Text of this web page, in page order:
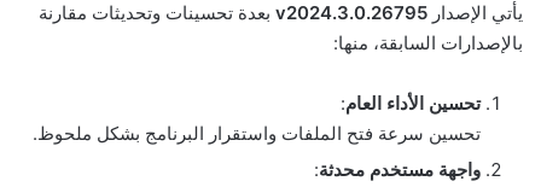
يأتي الإصدار v2024.3.0.26795 بعدة تحسينات وتحديثات مقارنة
بالإصدارات السابقة، منها:
تحسين الأداء العام:
تحسين سرعة فتح الملفات واستقرار البرنامج بشكل ملحوظ.
واجهة مستخدم محدثة: